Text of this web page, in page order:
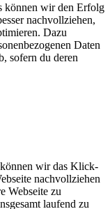
können wir den Erfolg
nachvollziehen,
Dazu
Daten
sofern du deren
wir das Klick-
nachvollziehen
Webseite zu
laufend zu